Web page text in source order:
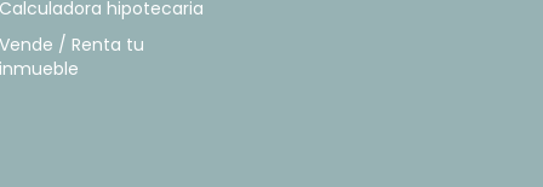
Calculadora hipotecaria
Vende / Renta tu
inmueble